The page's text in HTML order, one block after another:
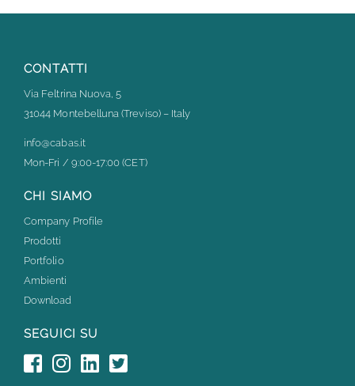
CONTATTI
Via Feltrina Nuova, 5
31044 Montebelluna (Treviso) – Italy
info@cabas.it
Mon-Fri / 9:00-17:00 (CET)
CHI SIAMO
Company Profile
Prodotti
Portfolio
Ambienti
Download
SEGUICI SU